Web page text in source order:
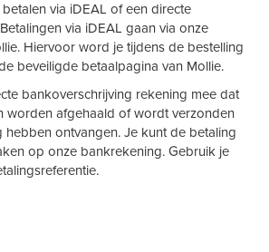
via iDEAL of een directe
via iDEAL gaan via onze
Hiervoor word je tijdens de bestelling
beveiligde betaalpagina van Mollie.
bankoverschrijving rekening mee dat
worden afgehaald of wordt verzonden
hebben ontvangen. Je kunt de betaling
op onze bankrekening. Gebruik je